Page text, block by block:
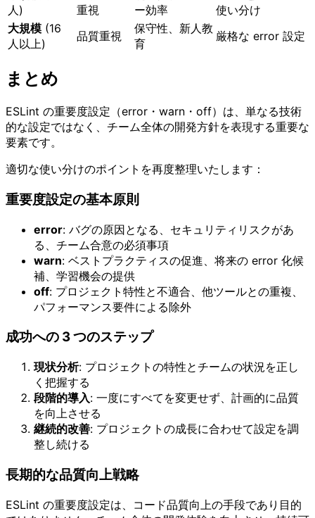
人)
重視
ー効率
使い分け
大規模 (16
人以上)
品質重視
保守性、新人教
育
厳格な error 設定
まとめ
ESLint の重要度設定（error・warn・off）は、単なる技術
的な設定ではなく、チーム全体の開発方針を表現する重要な
要素です。
適切な使い分けのポイントを再度整理いたします：
重要度設定の基本原則
error: バグの原因となる、セキュリティリスクがあ
る、チーム合意の必須事項
warn: ベストプラクティスの促進、将来の error 化候
補、学習機会の提供
off: プロジェクト特性と不適合、他ツールとの重複、
パフォーマンス要件による除外
成功への 3 つのステップ
現状分析: プロジェクトの特性とチームの状況を正し
く把握する
段階的導入: 一度にすべてを変更せず、計画的に品質
を向上させる
継続的改善: プロジェクトの成長に合わせて設定を調
整し続ける
長期的な品質向上戦略
ESLint の重要度設定は、コード品質向上の手段であり目的